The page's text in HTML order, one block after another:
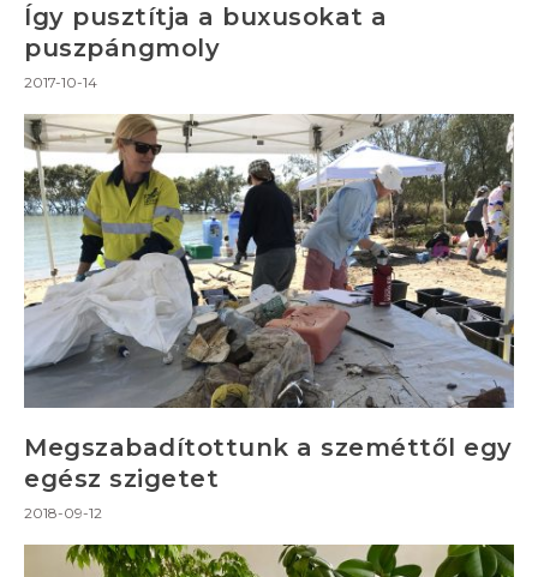
Így pusztítja a buxusokat a
puszpángmoly
2017-10-14
Megszabadítottunk a szeméttől egy
egész szigetet
2018-09-12